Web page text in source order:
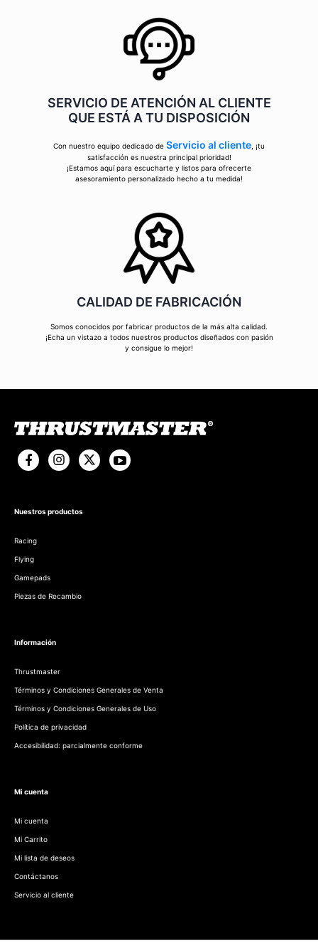
SERVICIO DE ATENCIÓN AL CLIENTE
QUE ESTÁ A TU DISPOSICIÓN
Con nuestro equipo dedicado de Servicio al cliente , ¡tu
satisfacción es nuestra principal prioridad!
¡Estamos aquí para escucharte y listos para ofrecerte
asesoramiento personalizado hecho a tu medida!
CALIDAD DE FABRICACIÓN
Somos conocidos por fabricar productos de la más alta calidad.
¡Echa un vistazo a todos nuestros productos diseñados con pasión
y consigue lo mejor!
Nuestros productos
Racing
Flying
Gamepads
Piezas de Recambio
Información
Thrustmaster
Términos y Condiciones Generales de Venta
Términos y Condiciones Generales de Uso
Política de privacidad
Accesibilidad: parcialmente conforme
Mi cuenta
Mi cuenta
Mi Carrito
Mi lista de deseos
Contáctanos
Servicio al cliente